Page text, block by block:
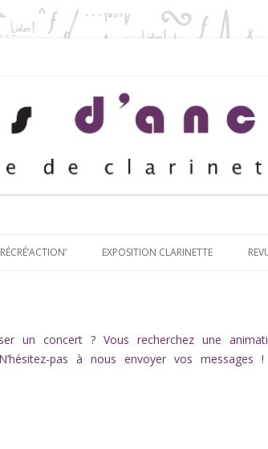
EXPOSITION CLARINETTE
un concert ? Vous recherchez une
pas à nous envoyer vos messages !